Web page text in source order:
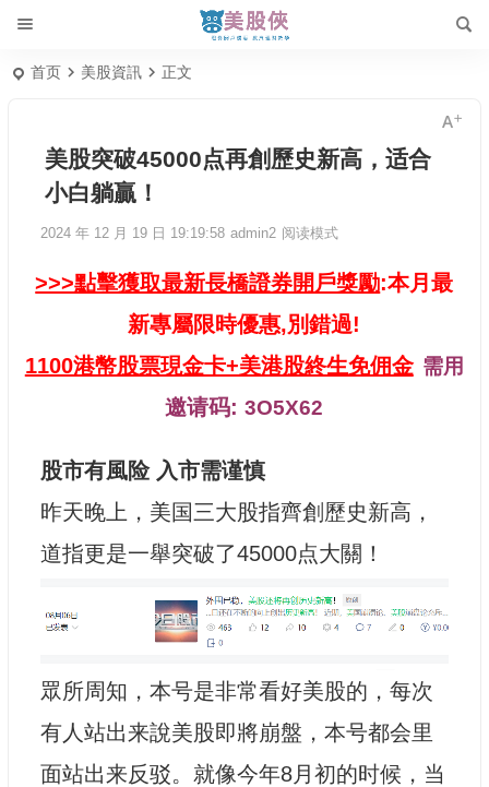
首页 美股資訊 正文
美股突破45000点再創歷史新高，适合
小白躺贏！
2024 年 12 月 19 日 19:19:58 admin2 阅读模式
>>>點擊獲取最新長橋證券開戶獎勵:本月最
新專屬限時優惠,別錯過!
1100港幣股票現金卡+美港股終生免佣金 需用
邀请码:3O5X62
股市有風险 入市需谨慎
昨天晚上，美国三大股指齊創歷史新高，
道指更是一舉突破了45000点大關！
眾所周知，本号是非常看好美股的，每次
有人站出来說美股即將崩盤，本号都会里
面站出来反驳。就像今年8月初的时候，当